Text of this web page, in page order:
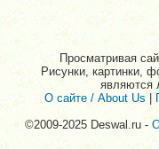
Просматривая
Рисунки, картинки,
являются
О сайте / About Us
©2009-2025 Deswal.ru -